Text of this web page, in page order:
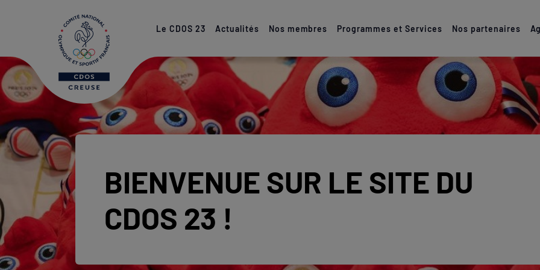
Le CDOS 23 Actualités Nos membres Programmes et Services Nos partenaires
Bienvenue sur le site du CDOS 23 !
BIENVENUE SUR LE SITE DU
CDOS 23 !